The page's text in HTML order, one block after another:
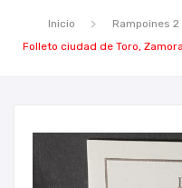
Inicio Rampoines 2
Folleto ciudad de Toro,